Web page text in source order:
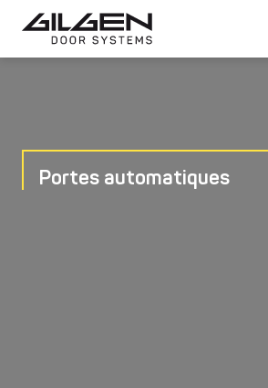
Portes automatiques